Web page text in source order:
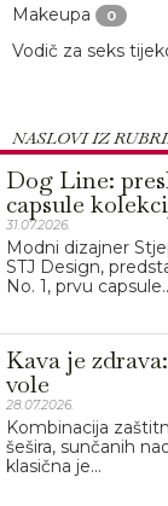
Makeupa
0
Vodič za seks
NASLOVI IZ
Dog Line:
capsule
31.07.2026.
Modni dizajner
STJ Design,
No. 1, prvu
Kava je
vole
28.07.2026.
Kombinacija
šešira, sunčanih
klasična je...